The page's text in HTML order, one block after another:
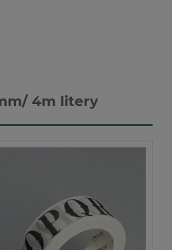
4m litery